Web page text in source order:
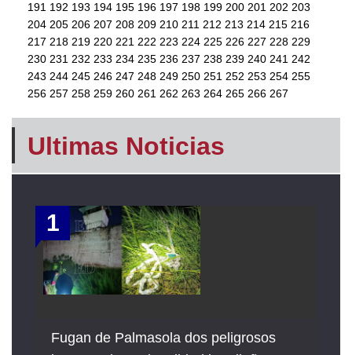
191 192 193 194 195 196 197 198 199 200 201 202 203
204 205 206 207 208 209 210 211 212 213 214 215 216
217 218 219 220 221 222 223 224 225 226 227 228 229
230 231 232 233 234 235 236 237 238 239 240 241 242
243 244 245 246 247 248 249 250 251 252 253 254 255
256 257 258 259 260 261 262 263 264 265 266 267
Ultimas Noticias
1
Fugan de Palmasola dos peligrosos